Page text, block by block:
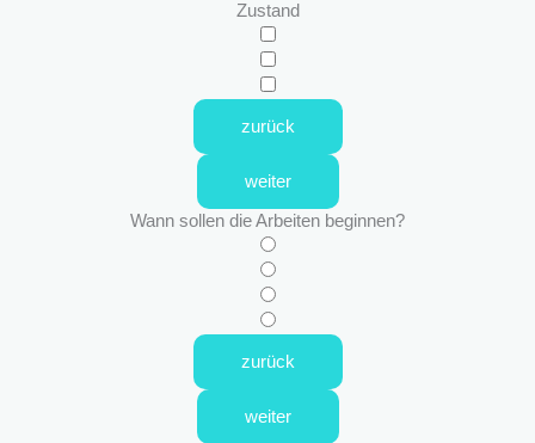
Zustand
zurück
weiter
Wann sollen die Arbeiten beginnen?
zurück
weiter